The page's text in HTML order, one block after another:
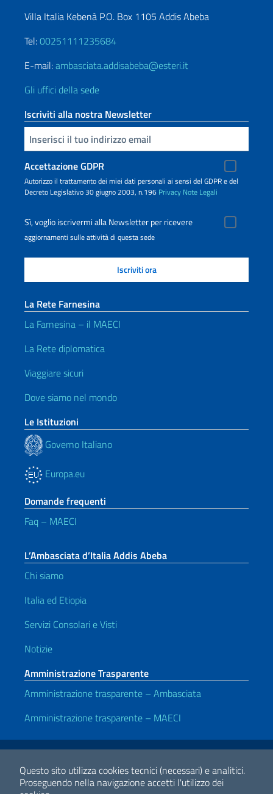
Questo sito utilizza cookies tecnici (necessari) e analitici.
Proseguendo nella navigazione accetti l'utilizzo dei
Villa Italia Kebenà P.O. Box 1105 Addis Abeba
Tel:00251111235684
E-mail:ambasciata.addisabeba@esteri.it
Gli uffici della sede
Iscriviti alla nostra Newsletter
Inserisci la tua email
Accettazione GDPR
Autorizzo il trattamento dei miei dati personali ai sensi del GDPR e del
Decreto Legislativo 30 giugno 2003, n.196 Privacy Note Legali
Sì, voglio iscrivermi alla Newsletter per ricevere
aggiornamenti sulle attività di questa sede
La Rete Farnesina
La Farnesina – il MAECI
La Rete diplomatica
Viaggiare sicuri
Dove siamo nel mondo
Le Istituzioni
Governo Italiano
Europa.eu
Domande frequenti
Faq – MAECI
L’Ambasciata d’Italia Addis Abeba
Chi siamo
Italia ed Etiopia
Servizi Consolari e Visti
Notizie
Amministrazione Trasparente
Amministrazione trasparente – Ambasciata
Amministrazione trasparente – MAECI
Link Utili